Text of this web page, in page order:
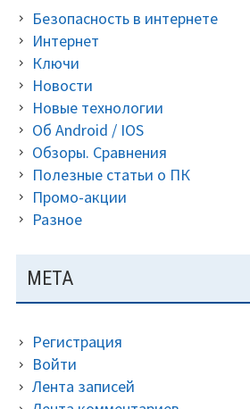
Безопасность в интернете
Интернет
Ключи
Новости
Новые технологии
Об Android / IOS
Обзоры. Сравнения
Полезные статьи о ПК
Промо-акции
Разное
МЕТА
Регистрация
Войти
Лента записей